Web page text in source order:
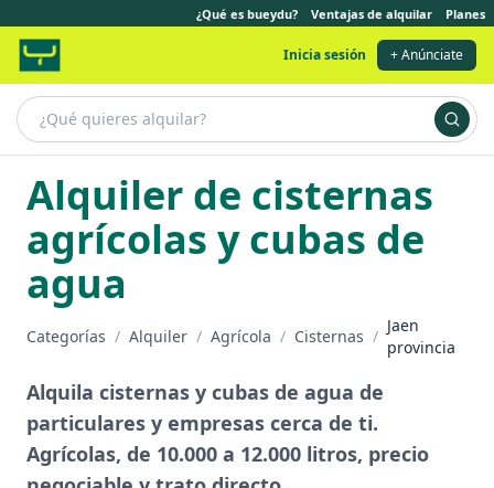
¿Qué es bueydu? Ventajas de alquilar Planes
Inicia sesión + Anúnciate
Alquiler de cisternas
agrícolas y cubas de
agua
Categorías / Alquiler / Agrícola / Cisternas /
Jaen
provincia
Alquila cisternas y cubas de agua de
particulares y empresas cerca de ti.
Agrícolas, de 10.000 a 12.000 litros, precio